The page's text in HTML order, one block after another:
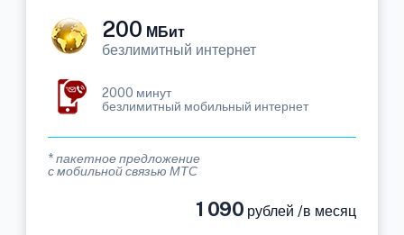
200 МБит
безлимитный интернет
2000 минут
безлимитный мобильный интернет
* пакетное предложение
с мобильной связью МТС
1 090 рублей /в месяц